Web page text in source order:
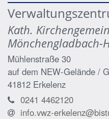
Kath.
Mönchengladbach-
Mühlenstraße 30
auf dem NEW-Gelände /
41812 Erkelenz
0241 4462120
info.vwz-